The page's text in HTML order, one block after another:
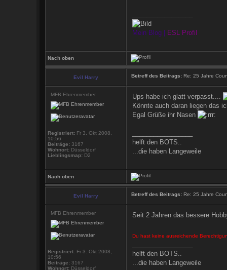
Mein Blog ESL Profil
Nach oben
Evil Harry Betreff des Beitrags: Re: 25 Jahre
MFB Ehrenmember
Registriert: Fr 3. Okt 2008,
10:56
Beiträge: 3167
Wohnort: Düsseldorf
Lieblingsmap: D2
Ups habe ich glatt verpasst....
Könnte auch daran liegen das
Egal Grüße ihr Nasen
helft den BOTS..
...die haben Langeweile
Nach oben
Evil Harry Betreff des Beitrags: Re: 25 Jahre
MFB Ehrenmember
Registriert: Fr 3. Okt 2008,
10:56
Beiträge: 3167
Wohnort: Düsseldorf
Seit 2 Jahren das bessere
Du hast keine ausreichende
helft den BOTS..
...die haben Langeweile